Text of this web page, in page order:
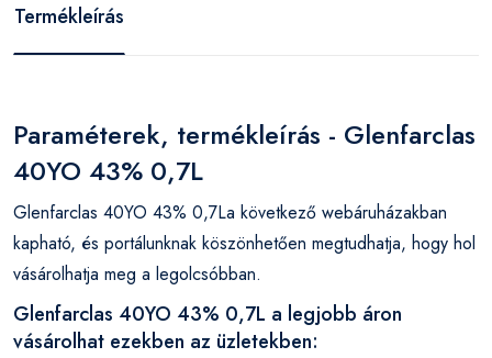
Termékleírás
Paraméterek, termékleírás - Glenfarclas
40YO 43% 0,7L
Glenfarclas 40YO 43% 0,7La következő webáruházakban
kapható, és portálunknak köszönhetően megtudhatja, hogy hol
vásárolhatja meg a legolcsóbban.
Glenfarclas 40YO 43% 0,7L a legjobb áron
vásárolhat ezekben az üzletekben: